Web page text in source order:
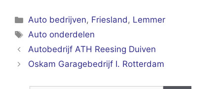
Categorieën
Auto bedrijven, Friesland, Lemmer
Tags
Auto onderdelen
Autobedrijf ATH Reesing Duiven
Oskam Garagebedrijf I. Rotterdam